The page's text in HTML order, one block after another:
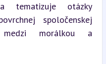
tematizuje otázky
spoločenskej
morálkou a